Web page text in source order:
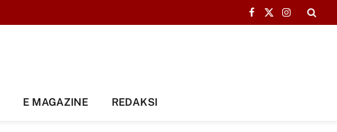
Facebook
X
Instagram
E MAGAZINE REDAKSI